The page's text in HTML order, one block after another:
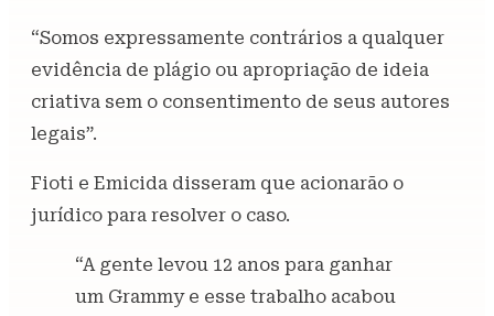
“Somos expressamente contrários a qualquer
evidência de plágio ou apropriação de ideia
criativa sem o consentimento de seus autores
legais”.
Fioti e Emicida disseram que acionarão o
jurídico para resolver o caso.
“A gente levou 12 anos para ganhar
um Grammy e esse trabalho acabou